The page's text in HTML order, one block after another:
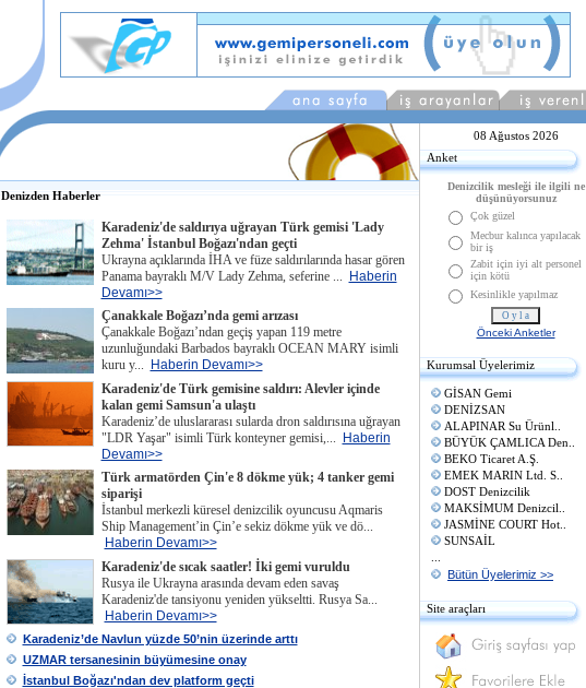
08 Ağustos 2026
Anket
Denizden Haberler
Karadeniz'de saldırıya uğrayan Türk gemisi 'Lady
Zehma' İstanbul Boğazı'ndan geçti
Ukrayna açıklarında İHA ve füze saldırılarında hasar gören
Panama bayraklı M/V Lady Zehma, seferine ...
Haberin
Devamı>>
Çanakkale Boğazı’nda gemi arızası
Çanakkale Boğazı’ndan geçiş yapan 119 metre
uzunluğundaki Barbados bayraklı OCEAN MARY isimli
kuru y...
Haberin Devamı>>
Karadeniz'de Türk gemisine saldırı: Alevler içinde
kalan gemi Samsun'a ulaştı
Karadeniz’de uluslararası sularda dron saldırısına uğrayan
"LDR Yaşar" isimli Türk konteyner gemisi,...
Haberin
Devamı>>
Türk armatörden Çin'e 8 dökme yük; 4 tanker gemi
siparişi
İstanbul merkezli küresel denizcilik oyuncusu Aqmaris
Ship Management’in Çin’e sekiz dökme yük ve dö...
Haberin Devamı>>
Karadeniz'de sıcak saatler! İki gemi vuruldu
Rusya ile Ukrayna arasında devam eden savaş
Karadeniz'de tansiyonu yeniden yükseltti. Rusya Sa...
Haberin Devamı>>
Karadeniz’de Navlun yüzde 50’nin üzerinde arttı
UZMAR tersanesinin büyümesine onay
İstanbul Boğazı'ndan dev platform geçti
Denizcilik mesleği ile ilgili ne
düşünüyorsunuz
Çok güzel
Mecbur kalınca yapılacak
bir iş
Zabit için iyi alt personel
için kötü
Kesinlikle yapılmaz
Önceki Anketler
Kurumsal Üyelerimiz
GİSAN Gemi
DENİZSAN
ALAPINAR Su Ürünl..
BÜYÜK ÇAMLICA Den..
BEKO Ticaret A.Ş.
EMEK MARIN Ltd. S..
DOST Denizcilik
MAKSİMUM Denizcil..
JASMİNE COURT Hot..
SUNSAİL
Bütün Üyelerimiz >>
Site araçları